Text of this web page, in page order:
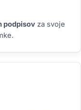
podpisov za svoje